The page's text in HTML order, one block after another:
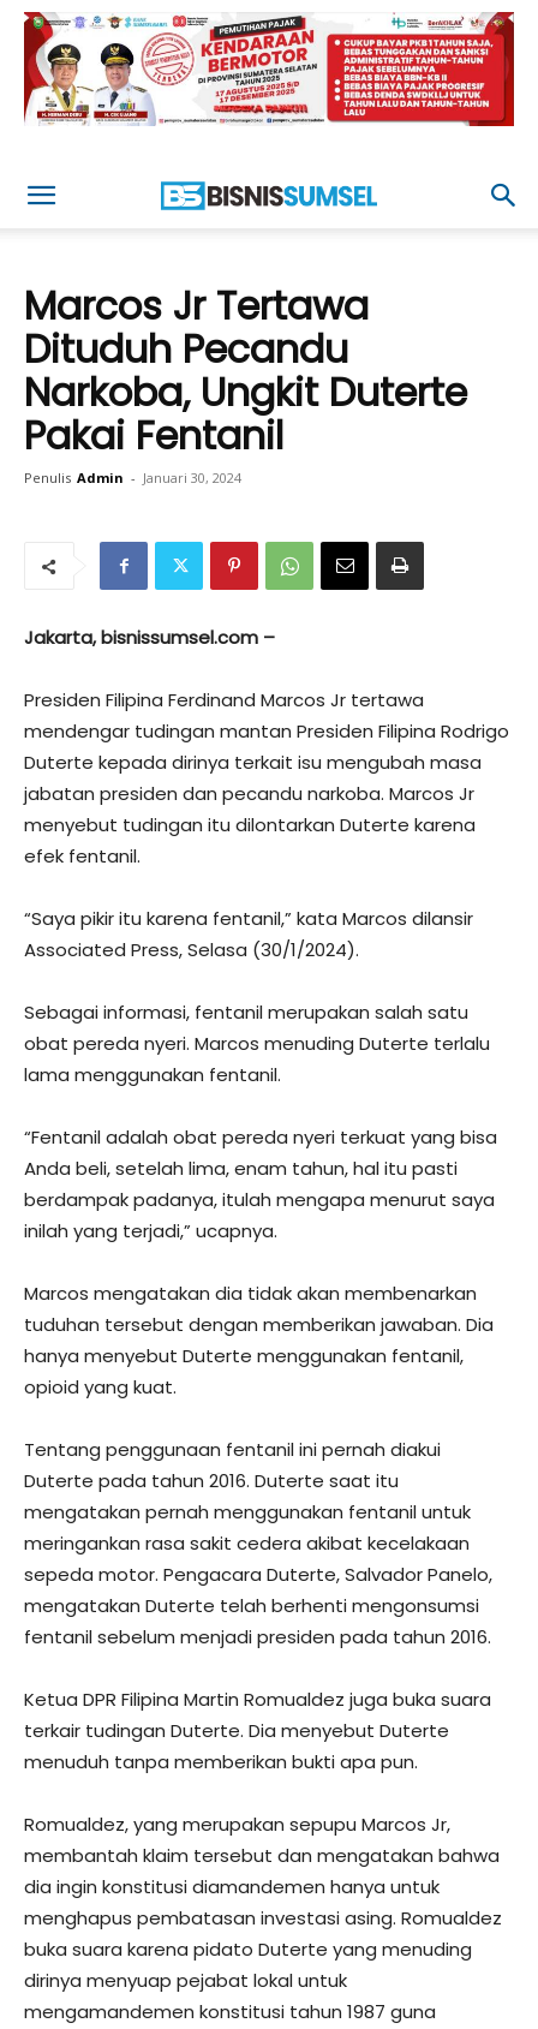
Marcos Jr Tertawa
Dituduh Pecandu
Narkoba, Ungkit Duterte
Pakai Fentanil
Penulis Admin - Januari 30, 2024
Jakarta, bisnissumsel.com –
Presiden Filipina Ferdinand Marcos Jr tertawa
mendengar tudingan mantan Presiden Filipina Rodrigo
Duterte kepada dirinya terkait isu mengubah masa
jabatan presiden dan pecandu narkoba. Marcos Jr
menyebut tudingan itu dilontarkan Duterte karena
efek fentanil.
“Saya pikir itu karena fentanil,” kata Marcos dilansir
Associated Press, Selasa (30/1/2024).
Sebagai informasi, fentanil merupakan salah satu
obat pereda nyeri. Marcos menuding Duterte terlalu
lama menggunakan fentanil.
“Fentanil adalah obat pereda nyeri terkuat yang bisa
Anda beli, setelah lima, enam tahun, hal itu pasti
berdampak padanya, itulah mengapa menurut saya
inilah yang terjadi,” ucapnya.
Marcos mengatakan dia tidak akan membenarkan
tuduhan tersebut dengan memberikan jawaban. Dia
hanya menyebut Duterte menggunakan fentanil,
opioid yang kuat.
Tentang penggunaan fentanil ini pernah diakui
Duterte pada tahun 2016. Duterte saat itu
mengatakan pernah menggunakan fentanil untuk
meringankan rasa sakit cedera akibat kecelakaan
sepeda motor. Pengacara Duterte, Salvador Panelo,
mengatakan Duterte telah berhenti mengonsumsi
fentanil sebelum menjadi presiden pada tahun 2016.
Ketua DPR Filipina Martin Romualdez juga buka suara
terkair tudingan Duterte. Dia menyebut Duterte
menuduh tanpa memberikan bukti apa pun.
Romualdez, yang merupakan sepupu Marcos Jr,
membantah klaim tersebut dan mengatakan bahwa
dia ingin konstitusi diamandemen hanya untuk
menghapus pembatasan investasi asing. Romualdez
buka suara karena pidato Duterte yang menuding
dirinya menyuap pejabat lokal untuk
mengamandemen konstitusi tahun 1987 guna